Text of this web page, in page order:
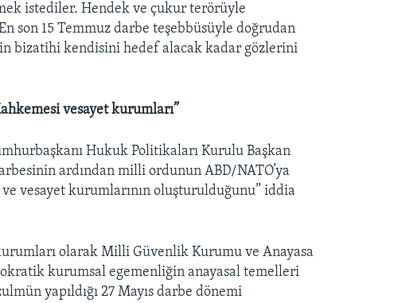
istediler. Hendek ve çukur terörüyle
son 15 Temmuz darbe teşebbüsüyle doğrudan
bizatihi kendisini hedef alacak kadar gözlerini
vesayet kurumları”
Hukuk Politikaları Kurulu Başkan
ardından milli ordunun ABD/NATO’ya
vesayet kurumlarının oluşturulduğunu” iddia
kurumları olarak Milli Güvenlik Kurumu ve Anayasa
kurumsal egemenliğin anayasal temelleri
yapıldığı 27 Mayıs darbe dönemi